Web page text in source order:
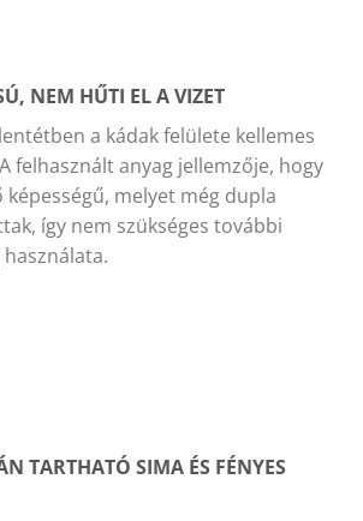
NEM HŰTI EL A VIZET
a kádak felülete kellemes
felhasznált anyag jellemzője, hogy
melyet még dupla
így nem szükséges további
TARTHATÓ SIMA ÉS FÉNYES